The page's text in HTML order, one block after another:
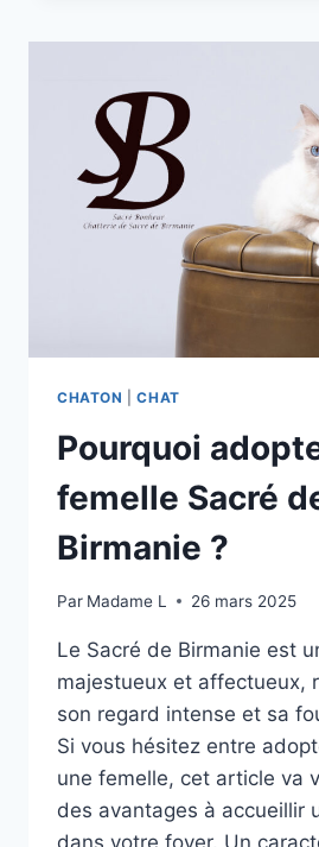
BIRMANIE
T-
IL
?
LES
RAISONS
ÉTONNANTES
CHATON |CHAT
Pourquoi
femelle Sacré
Birmanie ?
Par Madame L 26 mars 2025
Le Sacré de Birmanie est
majestueux et affectueux,
son regard intense et sa
Si vous hésitez entre
une femelle, cet article va
des avantages à accueillir
dans votre foyer. Un